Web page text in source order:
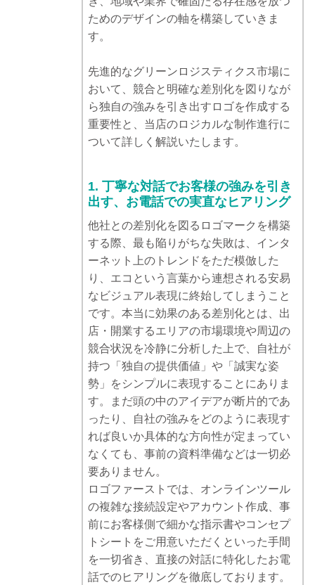
ためのデザインの軸を構築していきま
す。
先進的なグリーンロジスティクス市場に
おいて、競合と明確な差別化を図りなが
ら独自の強みを引き出すロゴを作成する
重要性と、当店のロジカルな制作進行に
ついて詳しく解説いたします。
1. 丁寧な対話でお客様の強みを引き
出す、お電話での実直なヒアリング
他社との差別化を図るロゴマークを構築
する際、最も陥りがちな失敗は、インタ
ーネット上のトレンドをただ模倣した
り、エコという言葉から連想される安易
なビジュアル表現に終始してしまうこと
です。本当に効果のある差別化とは、出
店・開業するエリアの市場環境や周辺の
競合状況を冷静に分析した上で、自社が
持つ「独自の提供価値」や「誠実な姿
勢」をシンプルに表現することにありま
す。まだ頭の中のアイデアが断片的であ
ったり、自社の強みをどのように表現す
れば良いか具体的な方向性が定まってい
なくても、事前の資料準備などは一切必
要ありません。
ロゴファーストでは、オンラインツール
の複雑な接続設定やアカウント作成、事
前にお客様側で細かな指示書やコンセプ
トシートをご用意いただくといった手間
を一切省き、直接の対話に特化したお電
話でのヒアリングを徹底しております。